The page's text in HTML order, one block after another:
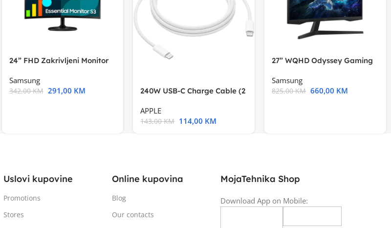
24” FHD Zakrivljeni Monitor
Samsung
342,00KM 291,00 KM
240W USB-C Charge Cable (2
APPLE
143,00KM 114,00 KM
27” WQHD Odyssey Gaming
Samsung
825,00KM 660,00 KM
Uslovi kupovine
Promotions
Stores
Online kupovina
Blog
Our contacts
MojaTehnika Shop
Download App on Mobile: